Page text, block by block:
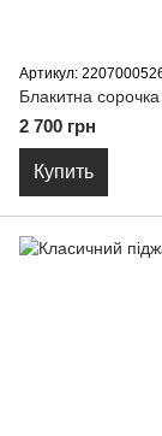
Артикул:
Блакитна
2 700 грн
Купить